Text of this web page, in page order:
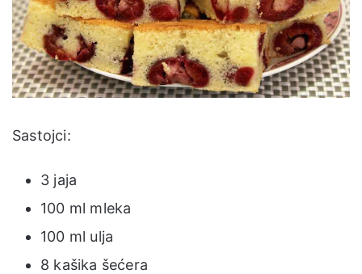
Sastojci:
3 jaja
100 ml mleka
100 ml ulja
8 kašika šećera